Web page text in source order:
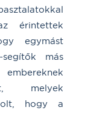
érintettek
egymást
segítők más
melyek
hogy a